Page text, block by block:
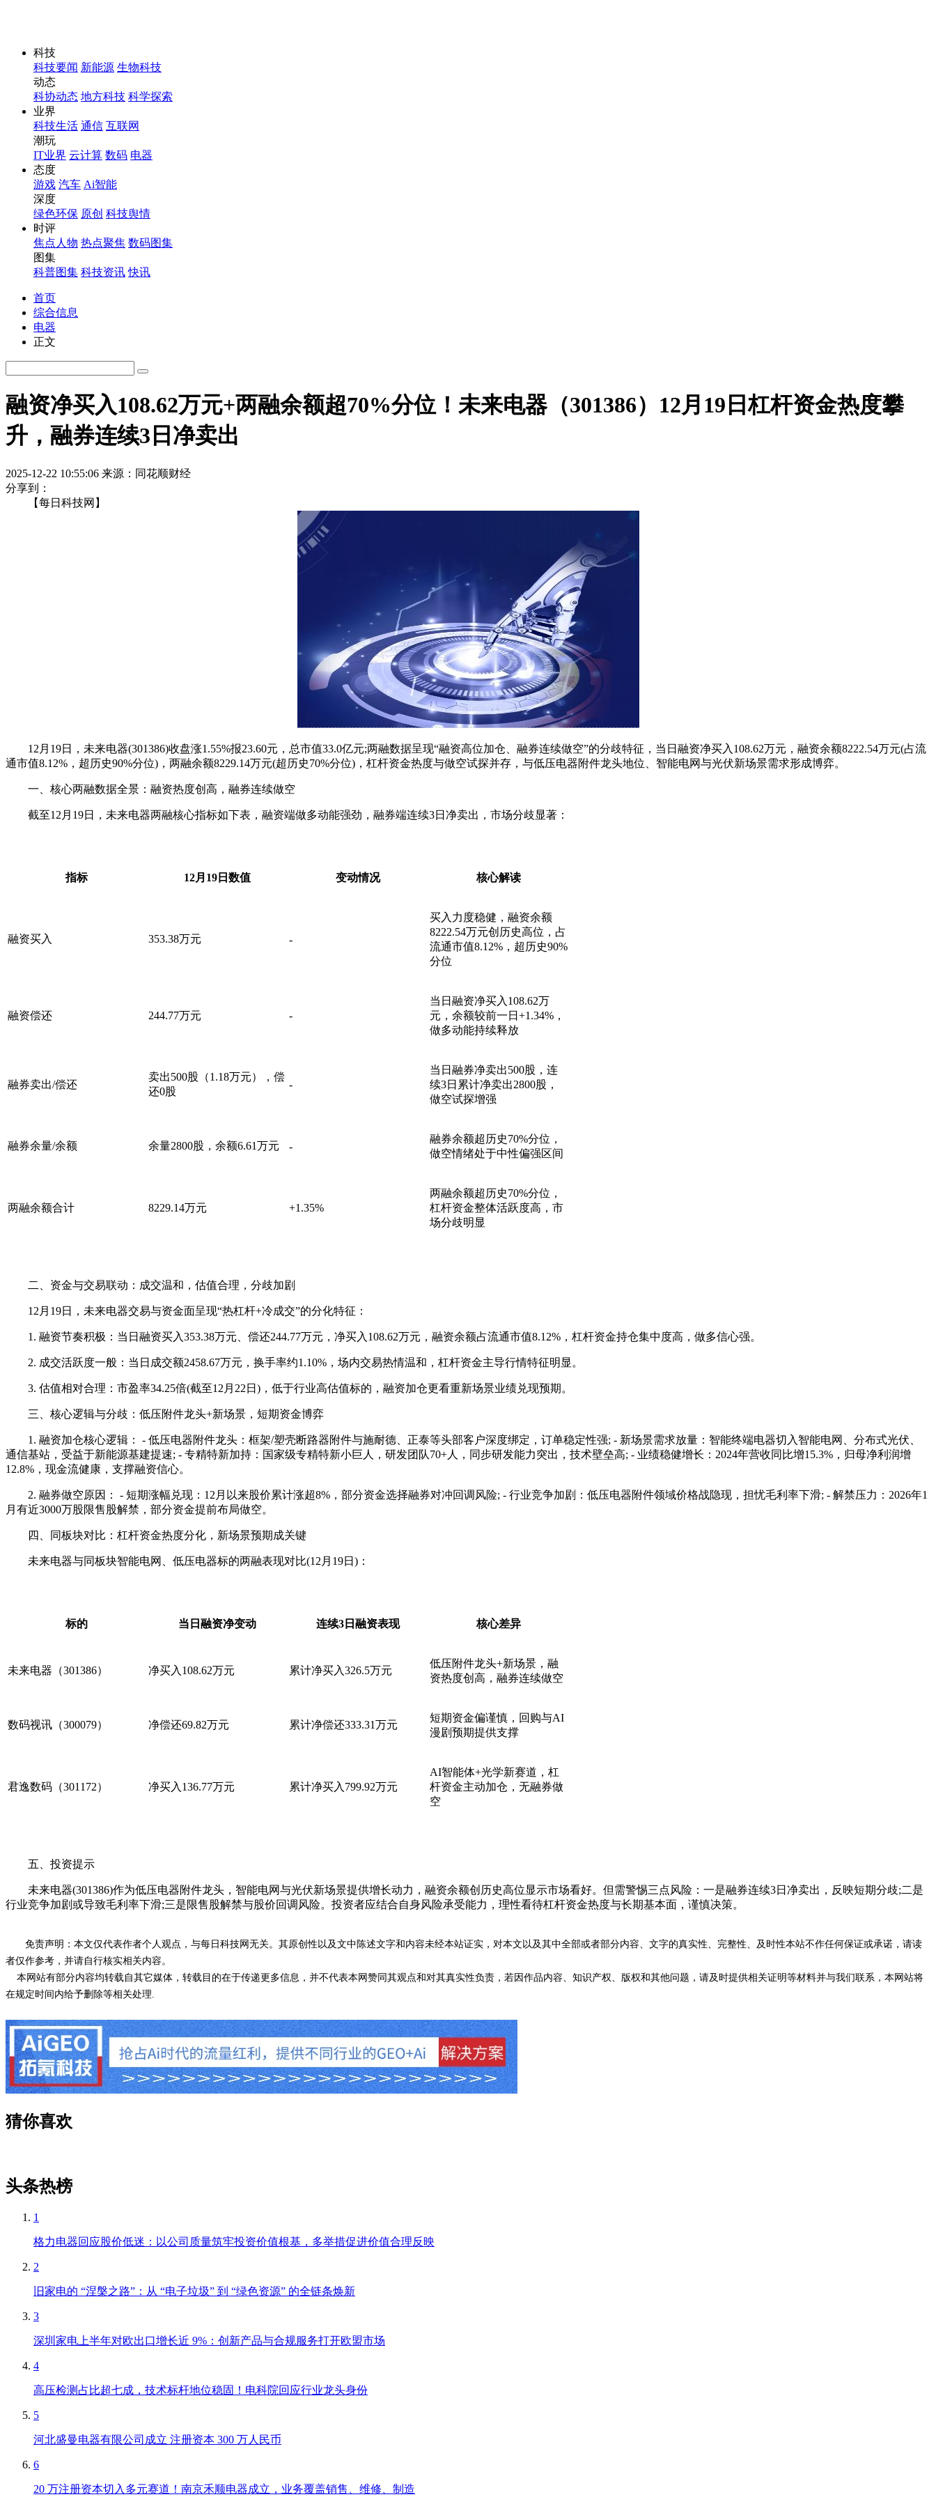
科技
科技要闻 新能源 生物科技
动态
科协动态 地方科技 科学探索
业界
科技生活 通信 互联网
潮玩
IT业界 云计算 数码 电器
态度
游戏 汽车 Ai智能
深度
绿色环保 原创 科技舆情
时评
焦点人物 热点聚焦 数码图集
图集
科普图集 科技资讯 快讯
首页
综合信息
电器
正文
融资净买入108.62万元+两融余额超70%分位！未来电器（301386）12月19日杠杆资金热度攀
升，融券连续3日净卖出
2025-12-22 10:55:06 来源：同花顺财经
分享到：
【每日科技网】
12月19日，未来电器(301386)收盘涨1.55%报23.60元，总市值33.0亿元;两融数据呈现“融资高位加仓、融券连续做空”的分歧特征，当日融资净买入108.62万元，融资余额8222.54万元(占流
通市值8.12%，超历史90%分位)，两融余额8229.14万元(超历史70%分位)，杠杆资金热度与做空试探并存，与低压电器附件龙头地位、智能电网与光伏新场景需求形成博弈。
一、核心两融数据全景：融资热度创高，融券连续做空
截至12月19日，未来电器两融核心指标如下表，融资端做多动能强劲，融券端连续3日净卖出，市场分歧显著：
指标 12月19日数值 变动情况 核心解读
融资买入 353.38万元 -
买入力度稳健，融资余额
8222.54万元创历史高位，占
流通市值8.12%，超历史90%
分位
融资偿还 244.77万元 -
当日融资净买入108.62万
元，余额较前一日+1.34%，
做多动能持续释放
融券卖出/偿还
卖出500股（1.18万元），偿
还0股
-
当日融券净卖出500股，连
续3日累计净卖出2800股，
做空试探增强
融券余量/余额 余量2800股，余额6.61万元 -
融券余额超历史70%分位，
做空情绪处于中性偏强区间
两融余额合计 8229.14万元 +1.35%
两融余额超历史70%分位，
杠杆资金整体活跃度高，市
场分歧明显
二、资金与交易联动：成交温和，估值合理，分歧加剧
12月19日，未来电器交易与资金面呈现“热杠杆+冷成交”的分化特征：
1. 融资节奏积极：当日融资买入353.38万元、偿还244.77万元，净买入108.62万元，融资余额占流通市值8.12%，杠杆资金持仓集中度高，做多信心强。
2. 成交活跃度一般：当日成交额2458.67万元，换手率约1.10%，场内交易热情温和，杠杆资金主导行情特征明显。
3. 估值相对合理：市盈率34.25倍(截至12月22日)，低于行业高估值标的，融资加仓更看重新场景业绩兑现预期。
三、核心逻辑与分歧：低压附件龙头+新场景，短期资金博弈
1. 融资加仓核心逻辑： - 低压电器附件龙头：框架/塑壳断路器附件与施耐德、正泰等头部客户深度绑定，订单稳定性强; - 新场景需求放量：智能终端电器切入智能电网、分布式光伏、
通信基站，受益于新能源基建提速; - 专精特新加持：国家级专精特新小巨人，研发团队70+人，同步研发能力突出，技术壁垒高; - 业绩稳健增长：2024年营收同比增15.3%，归母净利润增
12.8%，现金流健康，支撑融资信心。
2. 融券做空原因： - 短期涨幅兑现：12月以来股价累计涨超8%，部分资金选择融券对冲回调风险; - 行业竞争加剧：低压电器附件领域价格战隐现，担忧毛利率下滑; - 解禁压力：2026年1
月有近3000万股限售股解禁，部分资金提前布局做空。
四、同板块对比：杠杆资金热度分化，新场景预期成关键
未来电器与同板块智能电网、低压电器标的两融表现对比(12月19日)：
标的 当日融资净变动 连续3日融资表现 核心差异
未来电器（301386） 净买入108.62万元 累计净买入326.5万元
低压附件龙头+新场景，融
资热度创高，融券连续做空
数码视讯（300079） 净偿还69.82万元 累计净偿还333.31万元
短期资金偏谨慎，回购与AI
漫剧预期提供支撑
君逸数码（301172） 净买入136.77万元 累计净买入799.92万元
AI智能体+光学新赛道，杠
杆资金主动加仓，无融券做
空
五、投资提示
未来电器(301386)作为低压电器附件龙头，智能电网与光伏新场景提供增长动力，融资余额创历史高位显示市场看好。但需警惕三点风险：一是融券连续3日净卖出，反映短期分歧;二是
行业竞争加剧或导致毛利率下滑;三是限售股解禁与股价回调风险。投资者应结合自身风险承受能力，理性看待杠杆资金热度与长期基本面，谨慎决策。
免责声明：本文仅代表作者个人观点，与每日科技网无关。其原创性以及文中陈述文字和内容未经本站证实，对本文以及其中全部或者部分内容、文字的真实性、完整性、及时性本站不作任何保证或承诺，请读
者仅作参考，并请自行核实相关内容。
本网站有部分内容均转载自其它媒体，转载目的在于传递更多信息，并不代表本网赞同其观点和对其真实性负责，若因作品内容、知识产权、版权和其他问题，请及时提供相关证明等材料并与我们联系，本网站将
在规定时间内给予删除等相关处理.
猜你喜欢
头条热榜
1
格力电器回应股价低迷：以公司质量筑牢投资价值根基，多举措促进价值合理反映
2
旧家电的 “涅槃之路”：从 “电子垃圾” 到 “绿色资源” 的全链条焕新
3
深圳家电上半年对欧出口增长近 9%：创新产品与合规服务打开欧盟市场
4
高压检测占比超七成，技术标杆地位稳固！电科院回应行业龙头身份
5
河北盛曼电器有限公司成立 注册资本 300 万人民币
6
20 万注册资本切入多元赛道！南京禾顺电器成立，业务覆盖销售、维修、制造